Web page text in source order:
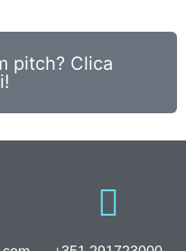
pitch? Clica